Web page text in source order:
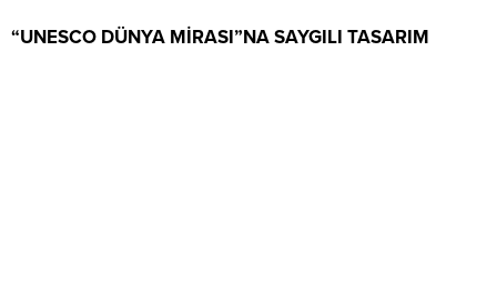
“UNESCO DÜNYA MİRASI”NA SAYGILI TASARIM